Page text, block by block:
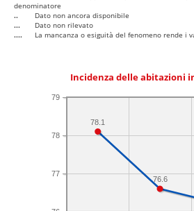
denominatore
..
Dato non ancora disponibile
...
Dato non rilevato
....
La mancanza o esiguità del fenomeno rende i
Incidenza delle abitazioni
77
78
79
76.6
78.1